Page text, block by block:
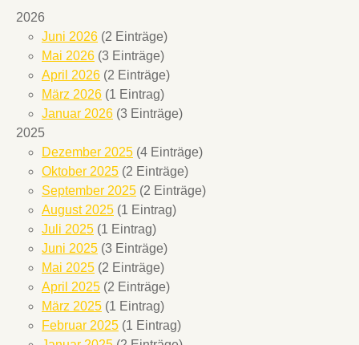
2026
Juni 2026 (2 Einträge)
Mai 2026 (3 Einträge)
April 2026 (2 Einträge)
März 2026 (1 Eintrag)
Januar 2026 (3 Einträge)
2025
Dezember 2025 (4 Einträge)
Oktober 2025 (2 Einträge)
September 2025 (2 Einträge)
August 2025 (1 Eintrag)
Juli 2025 (1 Eintrag)
Juni 2025 (3 Einträge)
Mai 2025 (2 Einträge)
April 2025 (2 Einträge)
März 2025 (1 Eintrag)
Februar 2025 (1 Eintrag)